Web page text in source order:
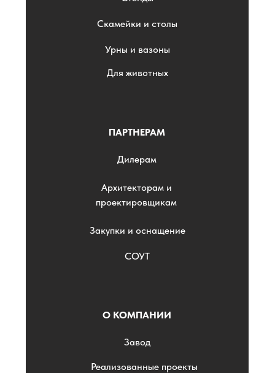
ПАРТНЕРАМ
Архитекторам и
проектировщикам
Дилерам
Закупки и оснащение
СОУТ
О КОМПАНИИ
Завод
Реализованные проекты
Скамейки и столы
Урны и вазоны
Для животных